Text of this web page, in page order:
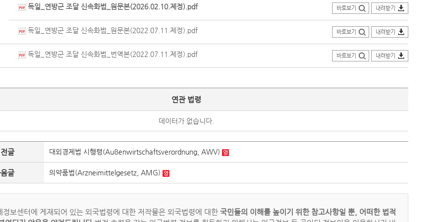
독일_연방군 조달 신속화법_원문본(2026.02.10.제정).pdf 바로보기 내려받기
독일_연방군 조달 신속화법_원문본(2022.07.11.제정).pdf 바로보기 내려받기
독일_연방군 조달 신속화법_번역본(2022.07.11.제정).pdf 바로보기 내려받기
연관 법령
데이터가 없습니다.
글 대외경제법 시행령(Außenwirtschaftsverordnung, AWV)
글 의약품법(Arzneimittelgesetz, AMG)
정보센터에 게재되어 있는 외국법령에 대한 저작물은 외국법령에 대한 국민들의 이해를 높이기 위한 참고사항일 뿐, 어떠한 법적